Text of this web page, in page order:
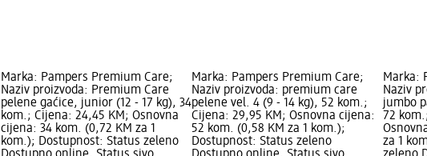
Marka: Pampers Premium Care;
Naziv proizvoda: Premium Care
pelene gaćice, junior (12 - 17 kg), 34
kom.; Cijena: 24,45 KM; Osnovna
cijena: 34 kom. (0,72 KM za 1
kom.); Dostupnost: Status zeleno
Marka: Pampers Premium Care;
Naziv proizvoda: premium care
pelene vel. 4 (9 - 14 kg), 52 kom.;
Cijena: 29,95 KM; Osnovna cijena:
52 kom. (0,58 KM za 1 kom.);
Dostupnost: Status zeleno
Marka:
Naziv
jumbo
72
za 1